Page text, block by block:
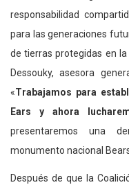
responsabilidad
para las generaciones
de tierras protegidas en la
Dessouky, asesora
«Trabajamos para
Ears y ahora
presentaremos una
monumento nacional
Después de que la